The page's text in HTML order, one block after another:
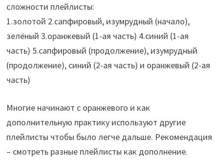
сложности плейлисты:
1.золотой 2.сапфировый, изумрудный (начало),
зелёный 3.оранжевый (1-ая часть) 4.синий (1-ая
часть) 5.сапфировый (продолжение), изумрудный
(продолжение), синий (2-ая часть) и оранжевый (2-ая
часть)
Многие начинают с оранжевого и как
дополнительную практику используют другие
плейлисты чтобы было легче дальше. Рекомендация
– смотреть разные плейлисты как дополнение.